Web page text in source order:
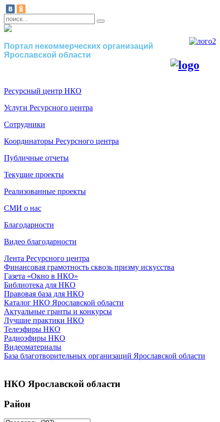
Портал некоммерческих организаций
Ярославской области
Ресурсный центр НКО
Услуги Ресурсного центра
Сотрудники
Координаторы Ресурсного центра
Публичные отчеты
Текущие проекты
Реализованные проекты
СМИ о нас
Благодарности
Видео благодарности
Лента Ресурсного центра
Финансовая грамотность сквозь призму искусства
Газета «Окно в НКО»
Библиотека для НКО
Правовая база для НКО
Каталог НКО Ярославской области
Актуальные гранты и конкурсы
Лучшие практики НКО
Телеэфиры НКО
Радиоэфиры НКО
Видеоматериалы
База благотворительных организаций Ярославской области
НКО Ярославской области
Район